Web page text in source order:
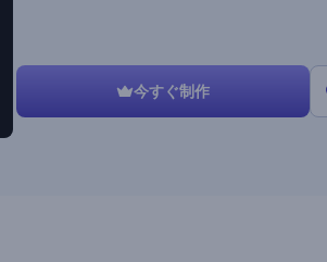
今すぐ制作